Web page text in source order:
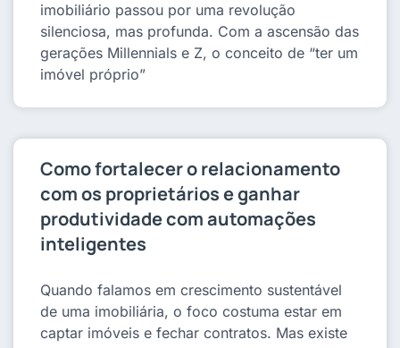
imobiliário passou por uma revolução
silenciosa, mas profunda. Com a ascensão das
gerações Millennials e Z, o conceito de “ter um
imóvel próprio”
Como fortalecer o relacionamento
com os proprietários e ganhar
produtividade com automações
inteligentes
Quando falamos em crescimento sustentável
de uma imobiliária, o foco costuma estar em
captar imóveis e fechar contratos. Mas existe